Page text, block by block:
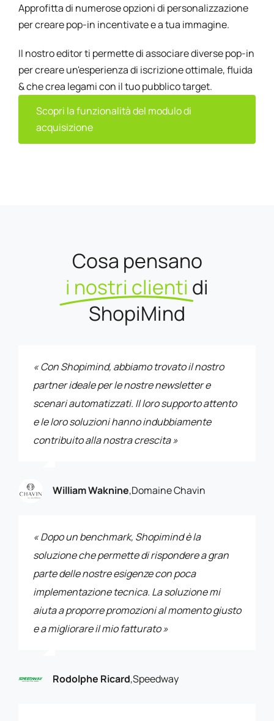
Approfitta di numerose opzioni di personalizzazione
per creare pop-in incentivate e a tua immagine.
Il nostro editor ti permette di associare diverse pop-in
per creare un'esperienza di iscrizione ottimale, fluida
& che crea legami con il tuo pubblico target.
Scopri la funzionalità del modulo di
acquisizione
Cosa pensano
i nostri clienti di
ShopiMind
« Con Shopimind, abbiamo trovato il nostro
partner ideale per le nostre newsletter e
scenari automatizzati. Il loro supporto attento
e le loro soluzioni hanno indubbiamente
contribuito alla nostra crescita »
William Waknine,Domaine Chavin
« Dopo un benchmark, Shopimind è la
soluzione che permette di rispondere a gran
parte delle nostre esigenze con poca
implementazione tecnica. La soluzione mi
aiuta a proporre promozioni al momento giusto
e a migliorare il mio fatturato »
Rodolphe Ricard,Speedway